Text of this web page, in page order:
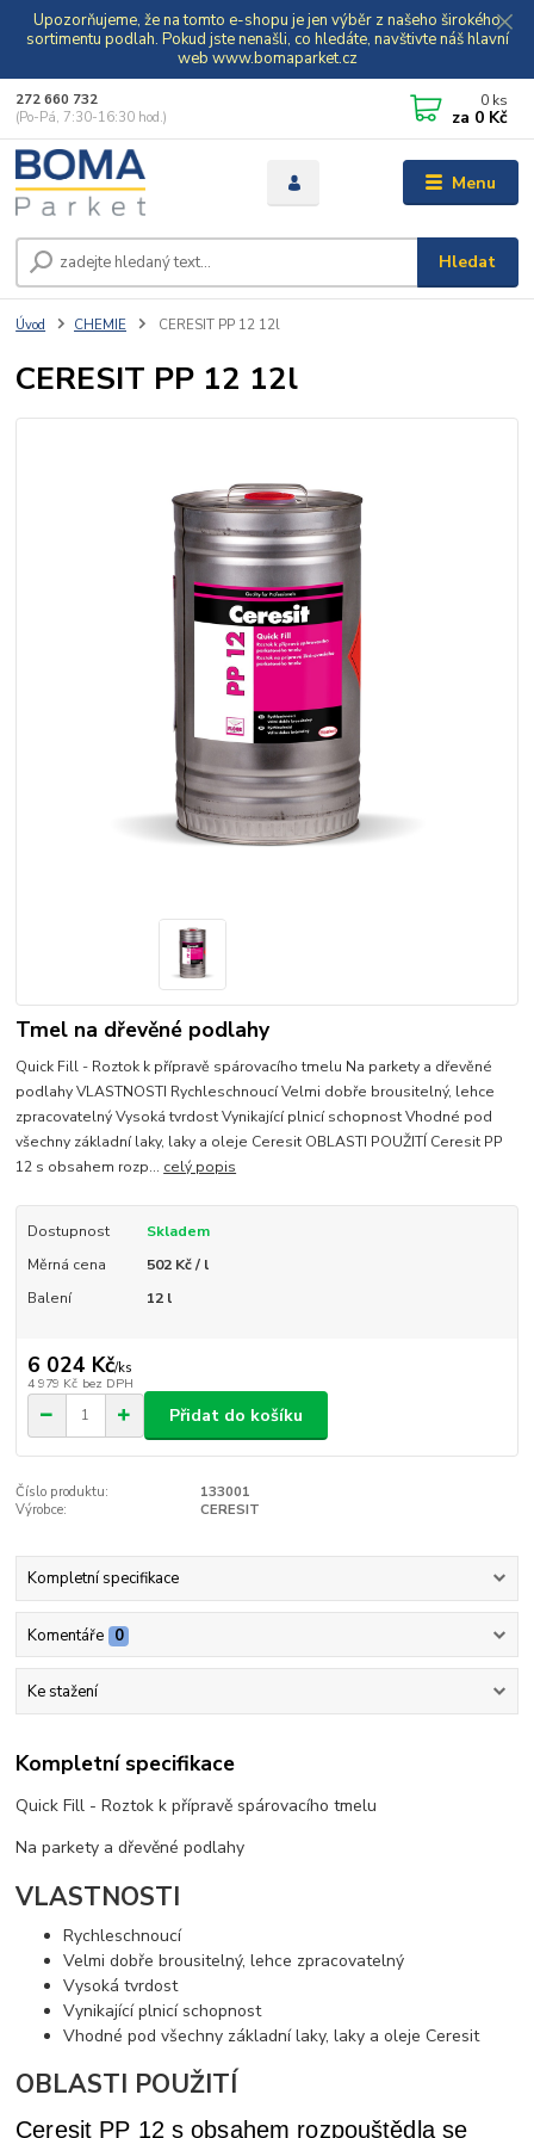
Upozorňujeme, že na tomto e-shopu je jen výběr z našeho širokého
sortimentu podlah. Pokud jste nenašli, co hledáte, navštivte náš hlavní
web www.bomaparket.cz
Menu
Hledat
272 660 732
(Po-Pá, 7:30-16:30 hod.)
0 ks
za 0 Kč
Úvod CHEMIE CERESIT PP 12 12l
CERESIT PP 12 12l
Tmel na dřevěné podlahy
Quick Fill - Roztok k přípravě spárovacího tmelu Na parkety a dřevěné
podlahy VLASTNOSTI Rychleschnoucí Velmi dobře brousitelný, lehce
zpracovatelný Vysoká tvrdost Vynikající plnicí schopnost Vhodné pod
všechny základní laky, laky a oleje Ceresit OBLASTI POUŽITÍ Ceresit PP
12 s obsahem rozp... celý popis
Dostupnost
Skladem
Měrná cena
502 Kč / l
Balení
12 l
6 024 Kč/ks
4 979 Kč bez DPH
Přidat do košíku
Číslo produktu:
133001
Výrobce:
CERESIT
Kompletní specifikace
Komentáře 0
Ke stažení
Kompletní specifikace
Quick Fill - Roztok k přípravě spárovacího tmelu
Na parkety a dřevěné podlahy
VLASTNOSTI
Rychleschnoucí
Velmi dobře brousitelný, lehce zpracovatelný
Vysoká tvrdost
Vynikající plnicí schopnost
Vhodné pod všechny základní laky, laky a oleje Ceresit
OBLASTI POUŽITÍ
Ceresit PP 12 s obsahem rozpouštědla se